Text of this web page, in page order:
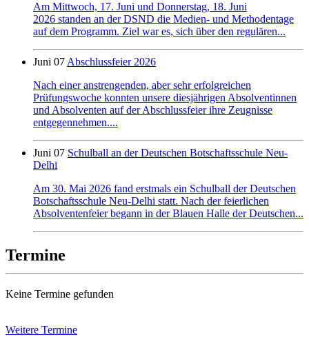
Am Mittwoch, 17. Juni und Donnerstag, 18. Juni
2026 standen an der DSND die Medien- und Methodentage
auf dem Programm. Ziel war es, sich über den regulären...
Juni 07Abschlussfeier 2026
Nach einer anstrengenden, aber sehr erfolgreichen
Prüfungswoche konnten unsere diesjährigen Absolventinnen
und Absolventen auf der Abschlussfeier ihre Zeugnisse
entgegennehmen....
Juni 07 Schulball an der Deutschen Botschaftsschule Neu-
Delhi
Am 30. Mai 2026 fand erstmals ein Schulball der Deutschen
Botschaftsschule Neu-Delhi statt. Nach der feierlichen
Absolventenfeier begann in der Blauen Halle der Deutschen...
Termine
Keine Termine gefunden
Weitere Termine